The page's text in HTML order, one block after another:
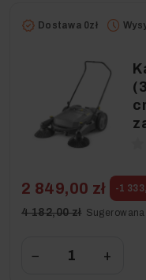
Dostawa 0zł
2 849,00 zł -1
4 182,00 zł
− +